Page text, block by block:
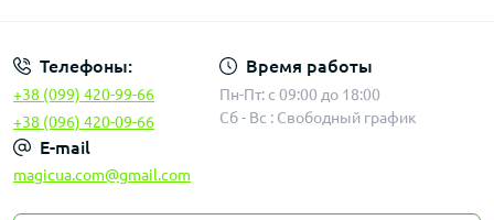
Телефоны:
+38 (099) 420-99-66
+38 (096) 420-09-66
Время работы
Пн-Пт: с 09:00 до 18:00
Сб - Вс : Свободный график
E-mail
magicua.com@gmail.com